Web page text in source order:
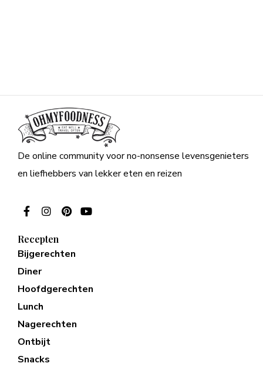
De online community voor no-nonsense levensgenieters
en liefhebbers van lekker eten en reizen
Recepten
Bijgerechten
Diner
Hoofdgerechten
Lunch
Nagerechten
Ontbijt
Snacks